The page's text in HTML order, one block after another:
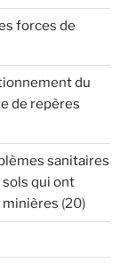
forces de
du
de repères
sanitaires
qui ont
(20)